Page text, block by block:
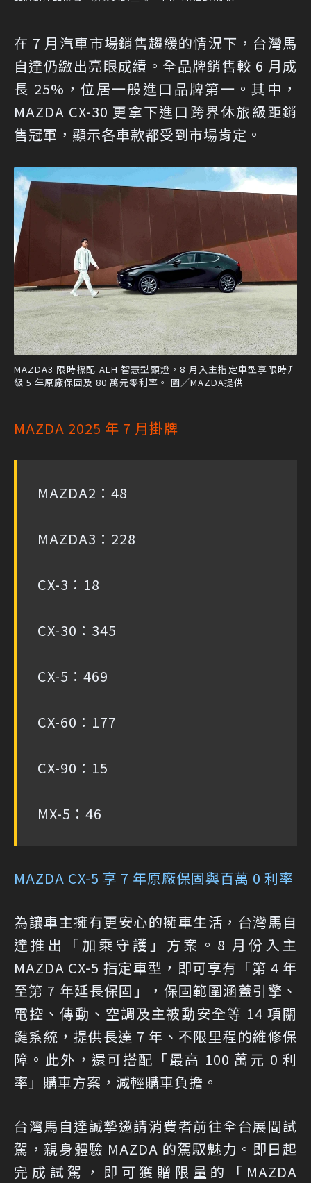
在 7 月汽車市場銷售趨緩的情況下，台灣馬
自達仍繳出亮眼成績。全品牌銷售較 6 月成
長 25%，位居一般進口品牌第一。其中，
MAZDA CX-30 更拿下進口跨界休旅級距銷
售冠軍，顯示各車款都受到市場肯定。
MAZDA3 限時標配 ALH 智慧型頭燈，8 月入主指定車型享限時升
級 5 年原廠保固及 80 萬元零利率。 圖／MAZDA提供
MAZDA 2025 年 7 月掛牌
MAZDA2：48
MAZDA3：228
CX-3：18
CX-30：345
CX-5：469
CX-60：177
CX-90：15
MX-5：46
MAZDA CX-5 享 7 年原廠保固與百萬 0 利率
為讓車主擁有更安心的擁車生活，台灣馬自
達推出「加乘守護」方案。8 月份入主
MAZDA CX-5 指定車型，即可享有「第 4 年
至第 7 年延長保固」，保固範圍涵蓋引擎、
電控、傳動、空調及主被動安全等 14 項關
鍵系統，提供長達 7 年、不限里程的維修保
障。此外，還可搭配「最高 100 萬元 0 利
率」購車方案，減輕購車負擔。
台灣馬自達誠摯邀請消費者前往全台展間試
駕，親身體驗 MAZDA 的駕馭魅力。即日起
完成試駕，即可獲贈限量的「MAZDA